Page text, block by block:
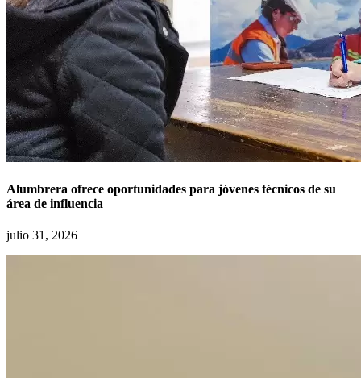
Alumbrera ofrece oportunidades para jóvenes técnicos de su
área de influencia
julio 31, 2026